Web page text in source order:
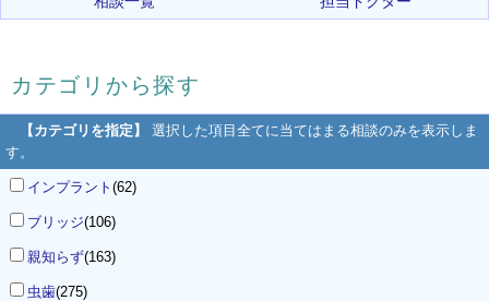
カテゴリから探す
【カテゴリを指定】
選択した項目全てに当てはまる相談のみを表示しま
す。
インプラント (62)
ブリッジ(106)
親知らず(163)
虫歯(275)